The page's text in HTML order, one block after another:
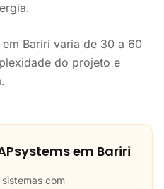
Bariri varia de 30 a 60
do projeto e
em Bariri
com